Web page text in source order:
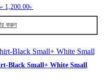
options
may
be
chosen
the
page
Original
price
was:
1,650.00৳ .
1,200.00৳
price
1,200.00৳ .
করুন
product
has
multiple
Black Small+ White Small